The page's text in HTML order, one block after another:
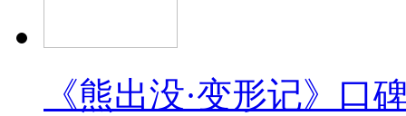
《熊出没·变形记》口